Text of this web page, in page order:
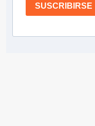
SUSCRIBIRSE